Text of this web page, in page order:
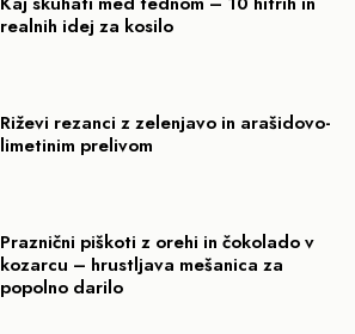
realnih idej za kosilo
Riževi rezanci z zelenjavo in arašidovo-
limetinim prelivom
Praznični piškoti z orehi in čokolado v
kozarcu – hrustljava mešanica za
popolno darilo